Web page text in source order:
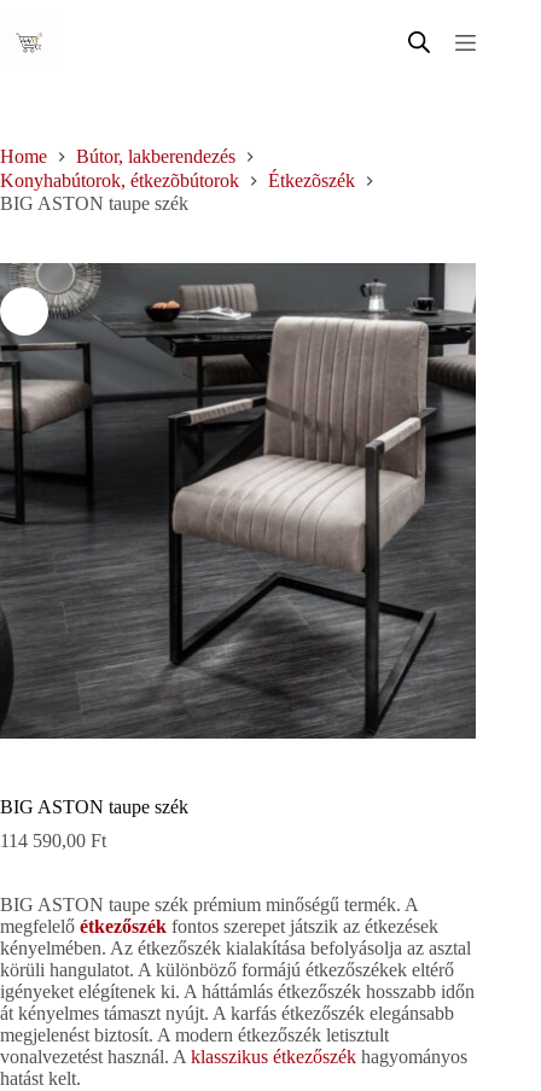
content
Home
Bútor, lakberendezés
Konyhabútorok, étkezõbútorok
Étkezõszék
BIG ASTON taupe szék
BIG ASTON taupe szék
114 590,00 Ft
BIG ASTON taupe szék prémium minőségű termék. A
megfelelő étkezőszék fontos szerepet játszik az étkezések
kényelmében. Az étkezőszék kialakítása befolyásolja az asztal
körüli hangulatot. A különböző formájú étkezőszékek eltérő
igényeket elégítenek ki. A háttámlás étkezőszék hosszabb időn
át kényelmes támaszt nyújt. A karfás étkezőszék elegánsabb
megjelenést biztosít. A modern étkezőszék letisztult
vonalvezetést használ. A klasszikus étkezőszék hagyományos
hatást kelt.